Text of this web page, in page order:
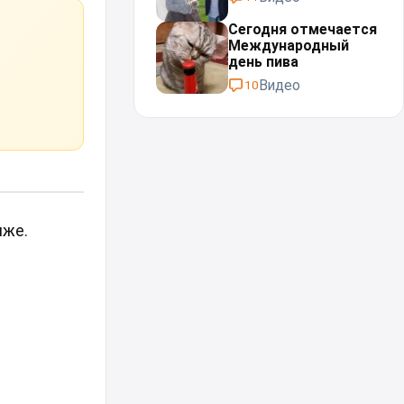
Сегодня отмечается
Международный
день пива
10Видео